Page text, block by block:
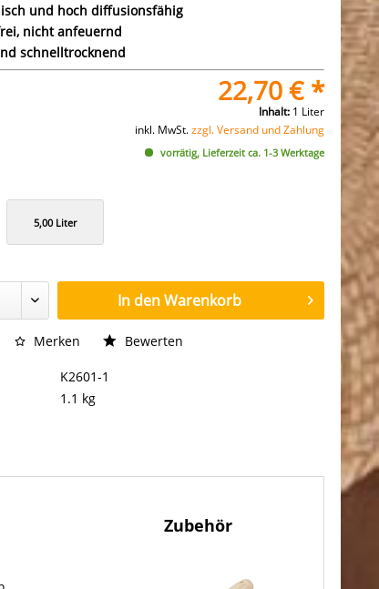
und hoch diffusionsfähig
nicht anfeuernd
schnelltrocknend
22,70 € *
Inhalt: 1 Liter
inkl. MwSt.zzgl. Versand und Zahlung
vorrätig, Lieferzeit ca. 1-3 Werktage
5,00 Liter
In den Warenkorb
Merken Bewerten
K2601-1
1.1 kg
Zubehör